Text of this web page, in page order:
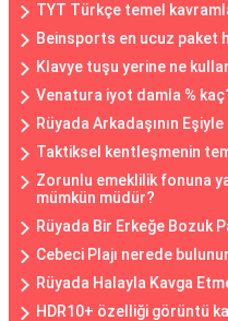
TYT Türkçe temel
Beinsports en ucuz paket
Klavye tuşu yerine ne
Venatura iyot damla %
Rüyada Arkadaşının
Taktiksel kentleşmenin
Zorunlu emeklilik fonuna
mümkün müdür?
Rüyada Bir Erkeğe Bozuk
Cebeci Plajı nerede
Rüyada Halayla Kavga
HDR10+ özelliği görüntü